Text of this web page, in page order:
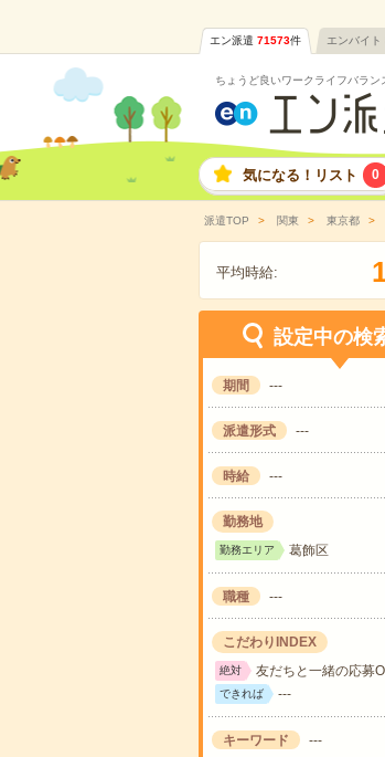
エン派遣 71573件 エンバイト
ちょうど良いワークライフバラン
気になる！リスト 0
派遣TOP 関東 東京都
平均時給:
設定中の検
期間 ---
派遣形式 ---
時給 ---
勤務地
勤務エリア 葛飾区
職種 ---
こだわりINDEX
絶対 友だちと一緒の応募
できれば ---
キーワード ---